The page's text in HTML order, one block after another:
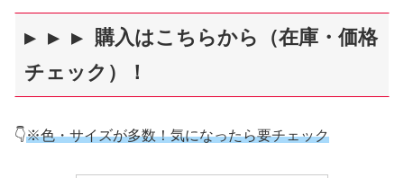
▶ ▶ ▶ 購入はこちらから（在庫・価格
チェック）
！
👇※色・サイズが多数！気になったら要チェック